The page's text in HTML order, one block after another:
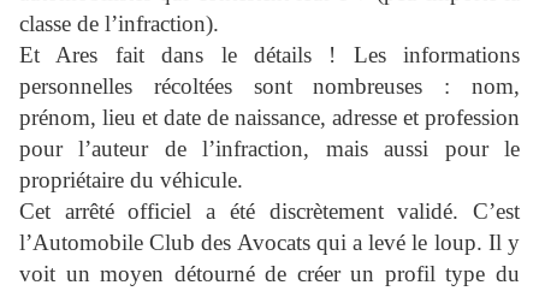
classe de l’infraction).
Et Ares fait dans le détails ! Les informations
personnelles récoltées sont nombreuses : nom,
prénom, lieu et date de naissance, adresse et profession
pour l’auteur de l’infraction, mais aussi pour le
propriétaire du véhicule.
Cet arrêté officiel a été discrètement validé. C’est
l’Automobile Club des Avocats qui a levé le loup. Il y
voit un moyen détourné de créer un profil type du